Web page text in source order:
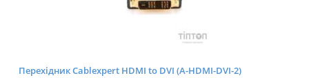
Перехідник Cablexpert HDMI to DVI (A-HDMI-DVI-2)